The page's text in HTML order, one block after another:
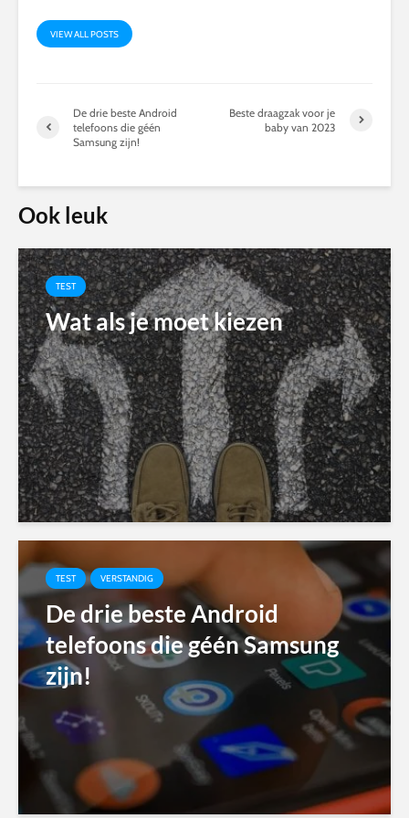
VIEW ALL POSTS
De drie beste Android
telefoons die géén
Samsung zijn!
Beste draagzak voor je
baby van 2023
Ook leuk
TEST
Wat als je moet kiezen
TEST VERSTANDIG
De drie beste Android
telefoons die géén Samsung
zijn!